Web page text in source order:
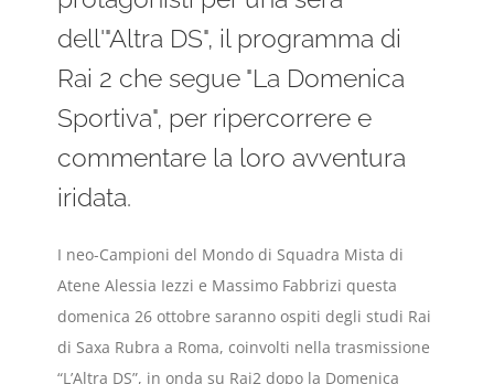
dell'"Altra DS", il programma di
Rai 2 che segue "La Domenica
Sportiva", per ripercorrere e
commentare la loro avventura
iridata.
I neo-Campioni del Mondo di Squadra Mista di
Atene Alessia Iezzi e Massimo Fabbrizi questa
domenica 26 ottobre saranno ospiti degli studi Rai
di Saxa Rubra a Roma, coinvolti nella trasmissione
“L’Altra DS”, in onda su Rai2 dopo la Domenica